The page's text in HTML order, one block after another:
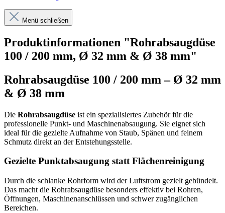
Menü schließen
Produktinformationen "Rohrabsaugdüse
100 / 200 mm, Ø 32 mm & Ø 38 mm"
Rohrabsaugdüse 100 / 200 mm – Ø 32 mm
& Ø 38 mm
Die Rohrabsaugdüse ist ein spezialisiertes Zubehör für die
professionelle Punkt- und Maschinenabsaugung. Sie eignet sich
ideal für die gezielte Aufnahme von Staub, Spänen und feinem
Schmutz direkt an der Entstehungsstelle.
Gezielte Punktabsaugung statt Flächenreinigung
Durch die schlanke Rohrform wird der Luftstrom gezielt gebündelt.
Das macht die Rohrabsaugdüse besonders effektiv bei Rohren,
Öffnungen, Maschinenanschlüssen und schwer zugänglichen
Bereichen.